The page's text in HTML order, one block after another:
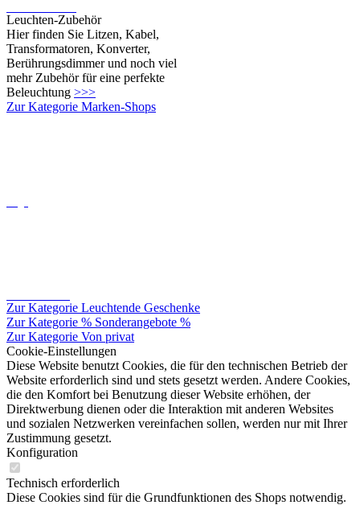
Leuchten-Zubehör
Hier finden Sie Litzen, Kabel,
Transformatoren, Konverter,
Berührungsdimmer und noch viel
mehr Zubehör für eine perfekte
Beleuchtung >>>
Zur Kategorie Marken-Shops
Zur Kategorie Leuchtende Geschenke
Zur Kategorie % Sonderangebote %
Zur Kategorie Von privat
Cookie-Einstellungen
Diese Website benutzt Cookies, die für den technischen Betrieb der
Website erforderlich sind und stets gesetzt werden. Andere Cookies,
die den Komfort bei Benutzung dieser Website erhöhen, der
Direktwerbung dienen oder die Interaktion mit anderen Websites
und sozialen Netzwerken vereinfachen sollen, werden nur mit Ihrer
Zustimmung gesetzt.
Konfiguration
Technisch erforderlich
Diese Cookies sind für die Grundfunktionen des Shops notwendig.